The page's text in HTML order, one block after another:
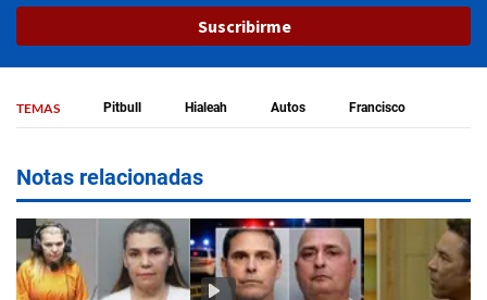
Suscribirme
TEMAS Pitbull Hialeah Autos Francisco
Notas relacionadas